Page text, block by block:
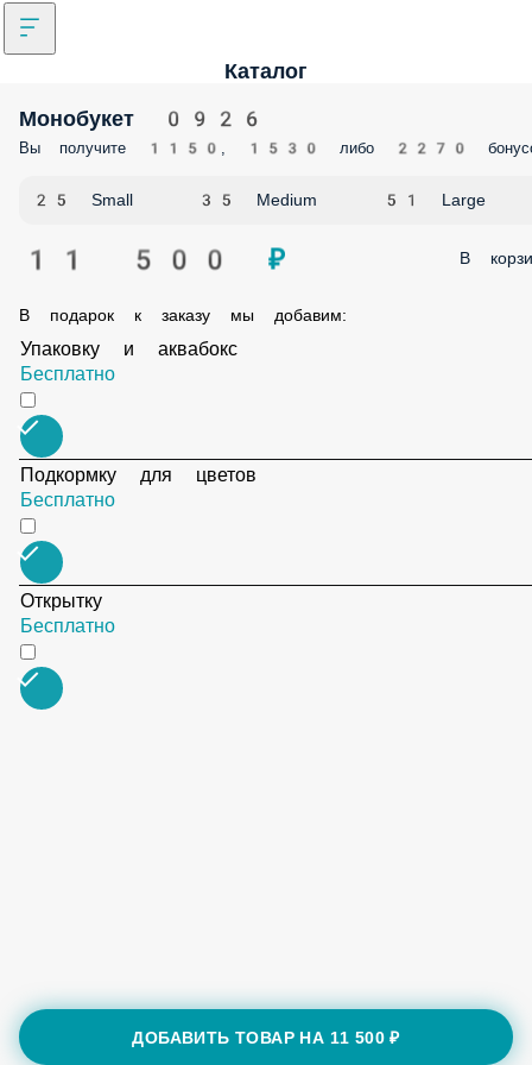
Каталог
Монобукет 0926
Вы получите 1150, 1530 либо 2270
25 Small 35 Medium 51 Large
11 500 ₽ В
В подарок к заказу мы добавим:
Упаковку и аквабокс
Бесплатно
Подкормку для цветов
Бесплатно
Открытку
Бесплатно
ДОБАВИТЬ ТОВАР НА 11 500 ₽